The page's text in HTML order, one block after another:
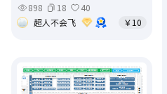
898
18
40
超人不会飞
￥10